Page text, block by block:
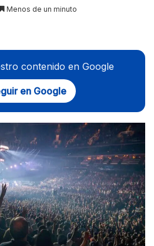
Menos de un minuto
contenido en Google
en Google